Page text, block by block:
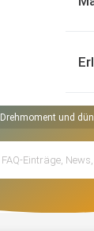
Drehmoment und